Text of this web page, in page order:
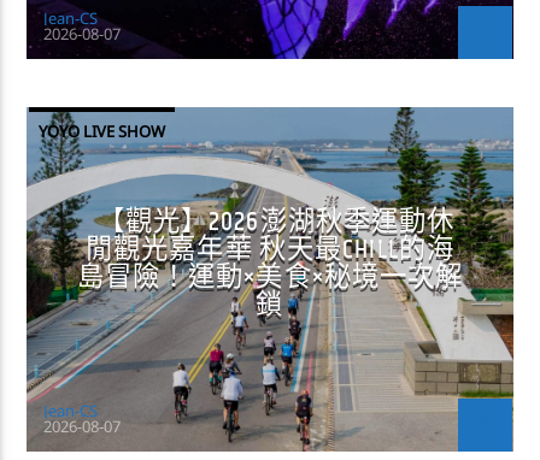
Jean-CS
2026-08-07
YOYO LIVE SHOW
【觀光】2026澎湖秋季運動休
閒觀光嘉年華 秋天最CHILL的海
島冒險！運動×美食×秘境一次解
鎖
Jean-CS
2026-08-07